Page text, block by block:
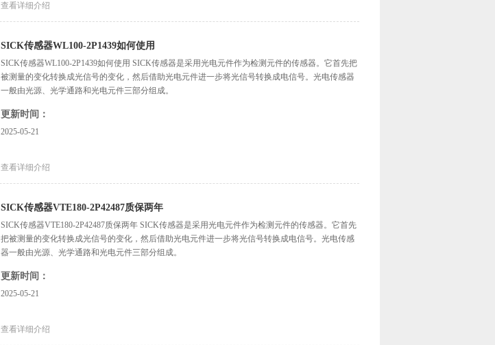
查看详细介绍
SICK传感器WL100-2P1439如何使用
SICK传感器WL100-2P1439如何使用 SICK传感器是采用光电元件作为检测元件的传感器。它首先把
被测量的变化转换成光信号的变化，然后借助光电元件进一步将光信号转换成电信号。光电传感器
一般由光源、光学通路和光电元件三部分组成。
更新时间：
2025-05-21
查看详细介绍
SICK传感器VTE180-2P42487质保两年
SICK传感器VTE180-2P42487质保两年 SICK传感器是采用光电元件作为检测元件的传感器。它首先
把被测量的变化转换成光信号的变化，然后借助光电元件进一步将光信号转换成电信号。光电传感
器一般由光源、光学通路和光电元件三部分组成。
更新时间：
2025-05-21
查看详细介绍